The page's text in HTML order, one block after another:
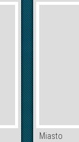
Miasto